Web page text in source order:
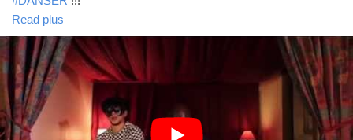
Mes groupes
Découvrir Pages
L'#univers #sonore #originalde#Ki_Bongoest#marquépar
tous les#styles qui ont jalonné le# parcours du #chanteuret
#percussionniste #Christian_Kibongui_Saminou #soukouss
#coupé_décalé, #folklore #afro_colombien #ragga, #rock,#raï
#reggae
...). Le#mélange #malicieux
#traditionnels
et #modernesdonne#naissance à une
#musique
Read plus